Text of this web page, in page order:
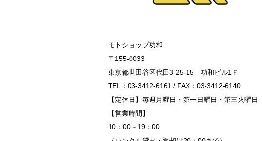
モトショップ功和
〒155-0033
東京都世田谷区代田3-25-15 功和ビル1Ｆ
TEL：03-3412-6161 / FAX：03-3412-6140
【定休日】毎週月曜日・第一日曜日・第三火曜日
【営業時間】
10：00～19：00